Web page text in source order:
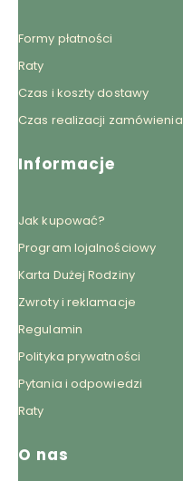
Formy płatności
Raty
Czas i koszty dostawy
Czas realizacji zamówienia
Informacje
Jak kupować?
Program lojalnościowy
Karta Dużej Rodziny
Zwroty i reklamacje
Regulamin
Polityka prywatności
Pytania i odpowiedzi
Raty
O nas